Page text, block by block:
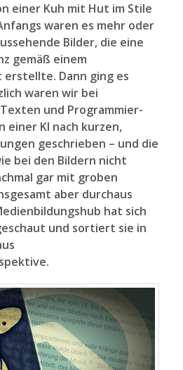
einer Kuh mit Hut im Stile
waren es mehr oder
Bilder, die eine
gemäß einem
Dann ging es
waren wir bei
und Programmier-
einer KI nach kurzen,
geschrieben – und die
bei den Bildern nicht
gar mit groben
aber durchaus
hat sich
und sortiert sie in